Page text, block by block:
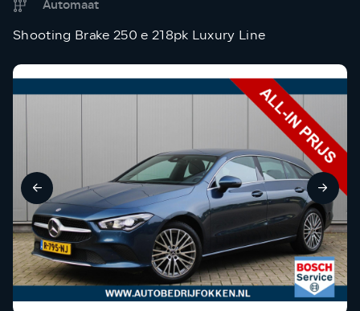
Automaat
Shooting Brake 250 e 218pk Luxury Line